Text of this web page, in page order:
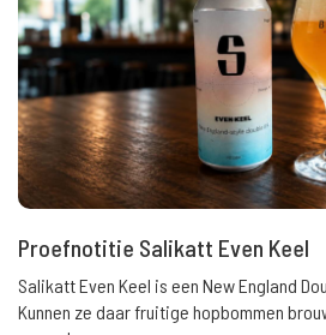
Proefnotitie Salikatt Even Keel
Salikatt Even Keel is een New England
Kunnen ze daar fruitige hopbommen